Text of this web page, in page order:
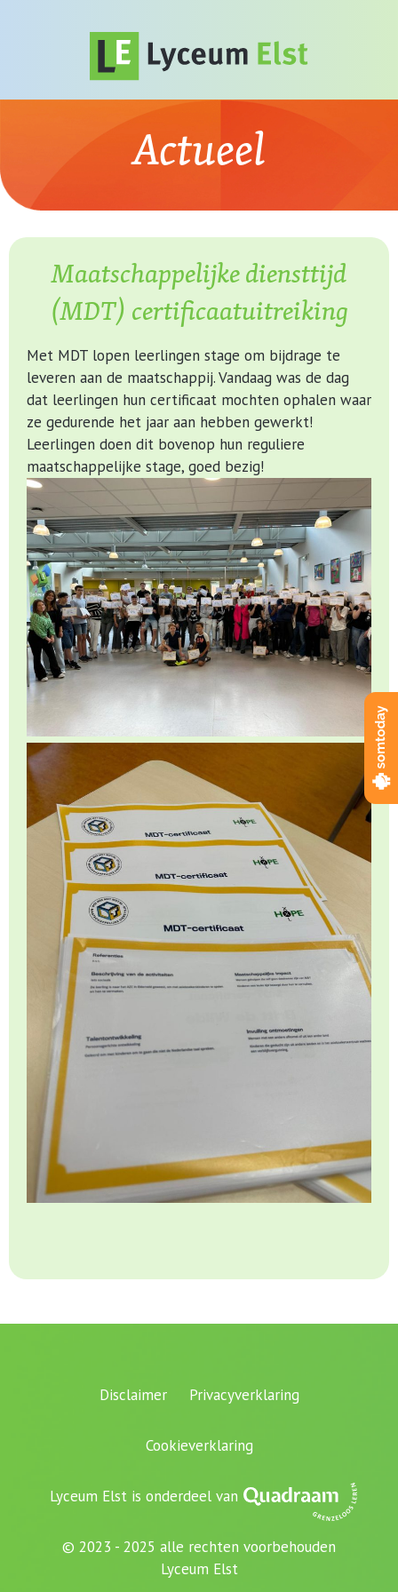
Actueel
Maatschappelijke diensttijd
(MDT) certificaatuitreiking
Met MDT lopen leerlingen stage om bijdrage te
leveren aan de maatschappij. Vandaag was de dag
dat leerlingen hun certificaat mochten ophalen waar
ze gedurende het jaar aan hebben gewerkt!
Leerlingen doen dit bovenop hun reguliere
maatschappelijke stage, goed bezig!
Disclaimer Privacyverklaring
Cookieverklaring
Lyceum Elst is onderdeel van
© 2023 - 2025 alle rechten voorbehouden
Lyceum Elst